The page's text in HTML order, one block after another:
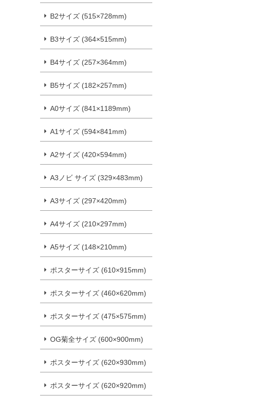
B2サイズ (515×728mm)
B3サイズ (364×515mm)
B4サイズ (257×364mm)
B5サイズ (182×257mm)
A0サイズ (841×1189mm)
A1サイズ (594×841mm)
A2サイズ (420×594mm)
A3ノビ サイズ (329×483mm)
A3サイズ (297×420mm)
A4サイズ (210×297mm)
A5サイズ (148×210mm)
ポスターサイズ (610×915mm)
ポスターサイズ (460×620mm)
ポスターサイズ (475×575mm)
OG菊全サイズ (600×900mm)
ポスターサイズ (620×930mm)
ポスターサイズ (620×920mm)